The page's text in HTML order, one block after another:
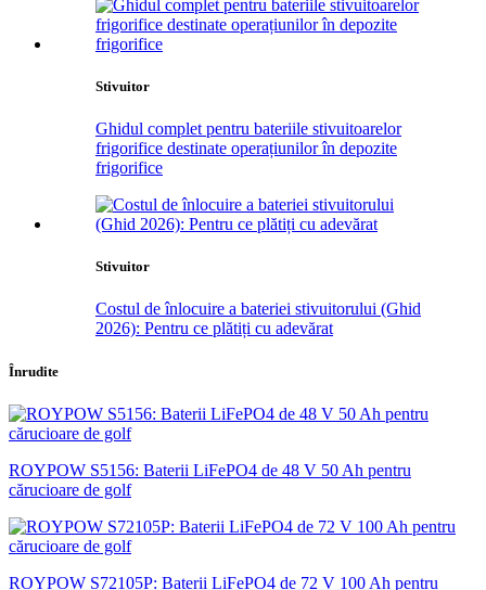
Stivuitor
Ghidul complet pentru bateriile stivuitoarelor
frigorifice destinate operațiunilor în depozite
frigorifice
Stivuitor
Costul de înlocuire a bateriei stivuitorului (Ghid
2026): Pentru ce plătiți cu adevărat
Înrudite
ROYPOW S5156: Baterii LiFePO4 de 48 V 50 Ah pentru
cărucioare de golf
ROYPOW S72105P: Baterii LiFePO4 de 72 V 100 Ah pentru